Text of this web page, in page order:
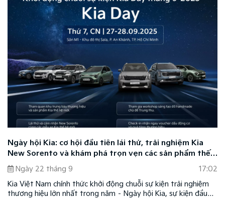
Ngày hội Kia: cơ hội đầu tiên lái thử, trải nghiệm Kia
New Sorento và khám phá trọn vẹn các sản phẩm thế
hệ mới của Kia
Ngày 22 tháng 9
17:02
Kia Việt Nam chính thức khởi động chuỗi sự kiện trải nghiệm
thương hiệu lớn nhất trong năm – Ngày hội Kia, sự kiện đầu